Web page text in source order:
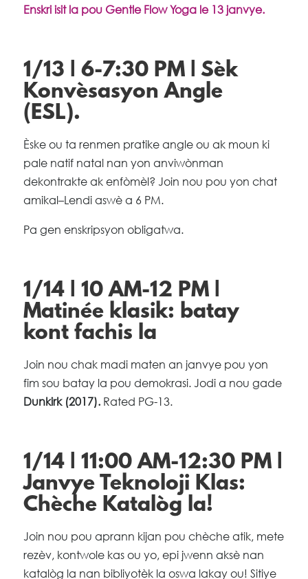
Enskri isit la pou Gentle Flow Yoga le 13 janvye.
1/13 | 6-7:30 PM | Sèk
Konvèsasyon Angle
(ESL).
Èske ou ta renmen pratike angle ou ak moun ki
pale natif natal nan yon anviwònman
dekontrakte ak enfòmèl? Join nou pou yon chat
amikal–Lendi aswè a 6 PM.
Pa gen enskripsyon obligatwa.
1/14 | 10 AM-12 PM |
Matinée klasik: batay
kont fachis la
Join nou chak madi maten an janvye pou yon
fim sou batay la pou demokrasi. Jodi a nou gade
Dunkirk (2017).Rated PG-13.
1/14 | 11:00 AM-12:30 PM |
Janvye Teknoloji Klas:
Chèche Katalòg la!
Join nou pou aprann kijan pou chèche atik, mete
rezèv, kontwole kas ou yo, epi jwenn aksè nan
katalòg la nan bibliyotèk la oswa lakay ou! Sitiye